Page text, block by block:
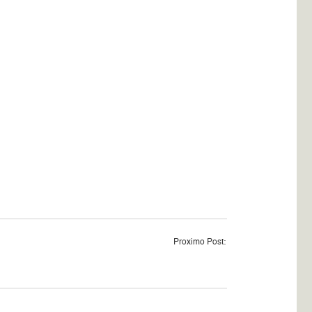
Proximo Post: